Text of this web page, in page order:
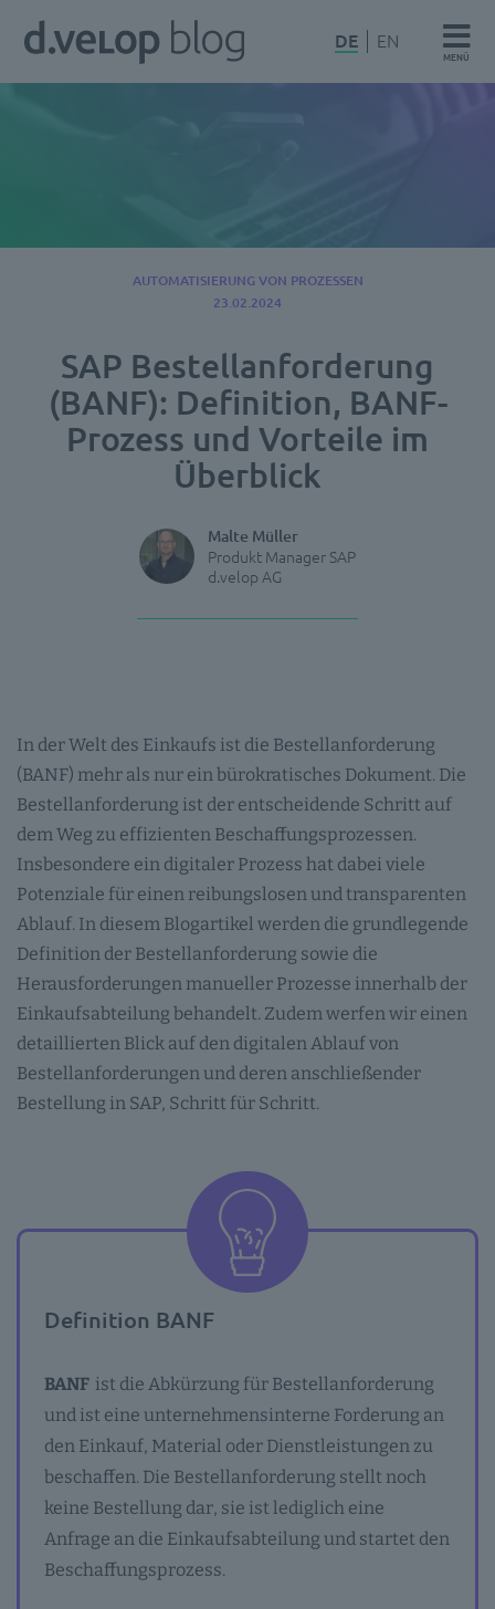
Zum
Inhalt
d.velop
DE EN
MENÜ
SAP Bestellanforderung
(BANF): Definition, BANF-
Prozess und Vorteile im
Überblick
AUTOMATISIERUNG VON PROZESSEN
23.02.2024
Malte Müller
Produkt Manager SAP
d.velop AG
In der Welt des Einkaufs ist die Bestellanforderung
(BANF) mehr als nur ein bürokratisches Dokument. Die
Bestellanforderung ist der entscheidende Schritt auf
dem Weg zu effizienten Beschaffungsprozessen.
Insbesondere ein digitaler Prozess hat dabei viele
Potenziale für einen reibungslosen und transparenten
Ablauf. In diesem Blogartikel werden die grundlegende
Definition der Bestellanforderung sowie die
Herausforderungen manueller Prozesse innerhalb der
Einkaufsabteilung behandelt. Zudem werfen wir einen
detaillierten Blick auf den digitalen Ablauf von
Bestellanforderungen und deren anschließender
Bestellung in SAP, Schritt für Schritt.
Definition BANF
BANF ist die Abkürzung für Bestellanforderung
und ist eine unternehmensinterne Forderung an
den Einkauf, Material oder Dienstleistungen zu
beschaffen. Die Bestellanforderung stellt noch
keine Bestellung dar, sie ist lediglich eine
Anfrage an die Einkaufsabteilung und startet den
Beschaffungsprozess.